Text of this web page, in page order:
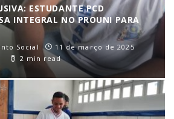
ESTUDANTE PCD
INTEGRAL NO PROUNI PARA
Social
11 de março de 2025
2 min read